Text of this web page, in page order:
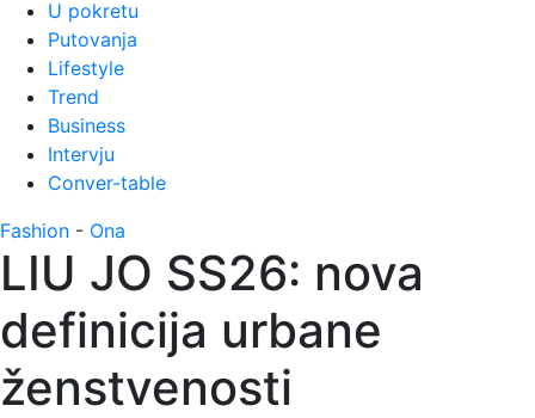
U pokretu
Putovanja
Lifestyle
Trend
Business
Intervju
Conver-table
Fashion - Ona
LIU JO SS26: nova
definicija urbane
ženstvenosti